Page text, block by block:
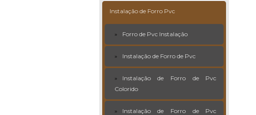
Instalação de Forro Pvc
Forro de Pvc Instalação
Instalação de Forro de Pvc
Instalação de Forro de Pvc
Colorido
Instalação de Forro de Pvc